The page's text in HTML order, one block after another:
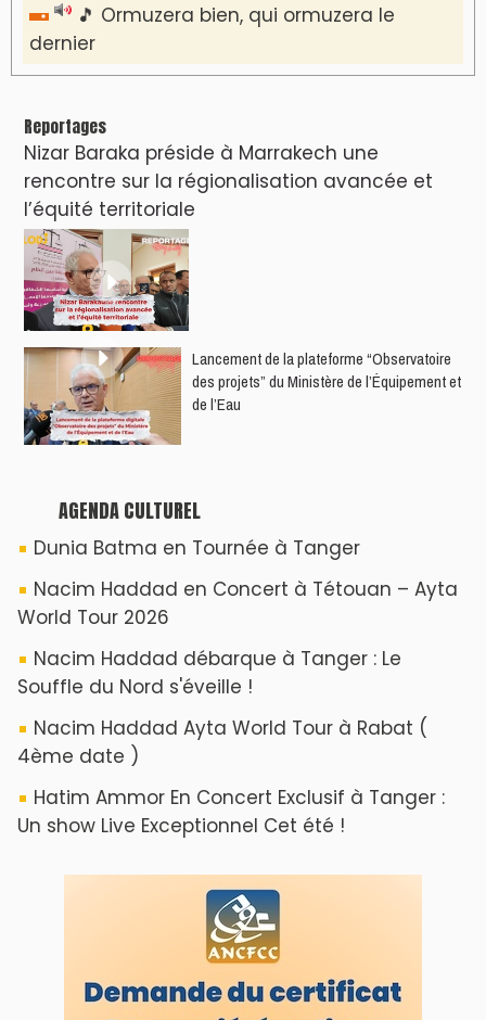
🎵 Ormuzera bien, qui ormuzera le
dernier
Reportages
Nizar Baraka préside à Marrakech une
rencontre sur la régionalisation avancée et
l’équité territoriale
​Lancement de la plateforme “Observatoire
des projets” du Ministère de l’Équipement et
de l’Eau
AGENDA CULTUREL
Dunia Batma en Tournée à Tanger
Nacim Haddad en Concert à Tétouan – Ayta
World Tour 2026
Nacim Haddad débarque à Tanger : Le
Souffle du Nord s'éveille !
Nacim Haddad Ayta World Tour à Rabat (
4ème date )
Hatim Ammor En Concert Exclusif à Tanger :
Un show Live Exceptionnel Cet été !